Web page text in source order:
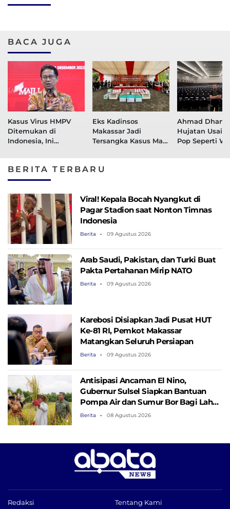
BACA JUGA
Kasus Virus HMPV
Ditemukan di
Indonesia, Ini
Eks Kadinsos
Makassar Jadi
Tersangka Kasus Mark
Ahmad Dhani
Hujatan Usai
Pop Seperti
BERITA TERBARU
Viral! Kepala Bocah Nyangkut di
Pagar Stadion saat Nonton Timnas
Indonesia
Berita 09 Agustus 2026
Arab Saudi, Pakistan, dan Turki Buat
Pakta Pertahanan Mirip NATO
Berita 09 Agustus 2026
Karebosi Disiapkan Jadi Pusat HUT
Ke-81 RI, Pemkot Makassar
Matangkan Seluruh Persiapan
Berita 09 Agustus 2026
Antisipasi Ancaman El Nino,
Gubernur Sulsel Siapkan Bantuan
Pompa Air dan Sumur Bor Bagi Lahan
Pertanian
Berita 08 Agustus 2026
Redaksi Tentang Kami